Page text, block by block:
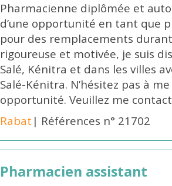
Pharmacienne diplômée et
d’une opportunité en tant que
pour des remplacements
rigoureuse et motivée, je suis
Salé, Kénitra et dans les villes
Salé-Kénitra. N’hésitez pas à
opportunité. Veuillez me
Rabat | Références n° 21702
Pharmacien assistant